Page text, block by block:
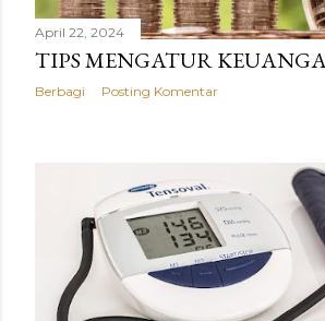
April 22, 2024
TIPS MENGATUR
Berbagi Posting Komentar